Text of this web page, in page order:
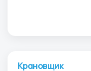
Крановщик